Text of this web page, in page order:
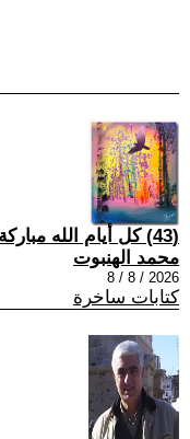
(43) كل أيام الله مباركة
محمد الهنبوت
2026 / 8 / 8
كتابات ساخرة